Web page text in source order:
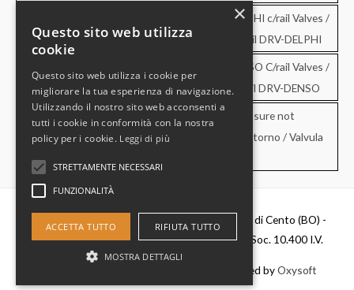
Valvole Common rail DRV – DELPHI / DRV-DELPHI c/rail Valves /
Valvula Common Rail DRV-DELPHI / Valvula c/rail DRV-DELPHI
Valvole Common rail DRV – DENSO / DRV-DENSO C/rail Valves /
Valvula Common Rail DRV-DENSO / Valvula c/rail DRV-DENSO
Valvole di sovrapressione e di non ritorno / Pressure not
retourn Valves / Valvula de sobrepresion y no retorno / Valvula
de pressao e no retorno
Diesel Parts Srl - Via Del Fosso,2 40066 - Pieve di Cento (BO) -
P.IVA 00637481201 - C.F. 0356411037 - Cap. Soc. 10.400 I.V.
- Powered byOxysoft
×
Questo sito web utilizza
cookie
Questo sito web utilizza i cookie per
migliorare la tua esperienza di navigazione.
Utilizzando il nostro sito web acconsenti a
tutti i cookie in conformità con la nostra
policy per i cookie. Leggi di più
STRETTAMENTE NECESSARI
FUNZIONALITÀ
ACCETTA TUTTO RIFIUTA TUTTO
MOSTRA DETTAGLI